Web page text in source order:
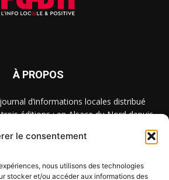
le consentement
nous utilisons des technologies
stocker et/ou accéder aux informations des
À PROPOS
d’informations locales distribué
éditions : en Alsace du Nord depuis
d’Obernai-Molsheim-Erstein depuis
Vignoble et Plaine depuis 2023.